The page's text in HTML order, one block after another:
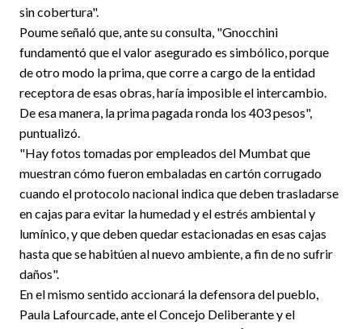
sin cobertura".
Poume señaló que, ante su consulta, "Gnocchini
fundamentó que el valor asegurado es simbólico, porque
de otro modo la prima, que corre a cargo de la entidad
receptora de esas obras, haría imposible el intercambio.
De esa manera, la prima pagada ronda los 403 pesos",
puntualizó.
"Hay fotos tomadas por empleados del Mumbat que
muestran cómo fueron embaladas en cartón corrugado
cuando el protocolo nacional indica que deben trasladarse
en cajas para evitar la humedad y el estrés ambiental y
lumínico, y que deben quedar estacionadas en esas cajas
hasta que se habitúen al nuevo ambiente, a fin de no sufrir
daños".
En el mismo sentido accionará la defensora del pueblo,
Paula Lafourcade, ante el Concejo Deliberante y el